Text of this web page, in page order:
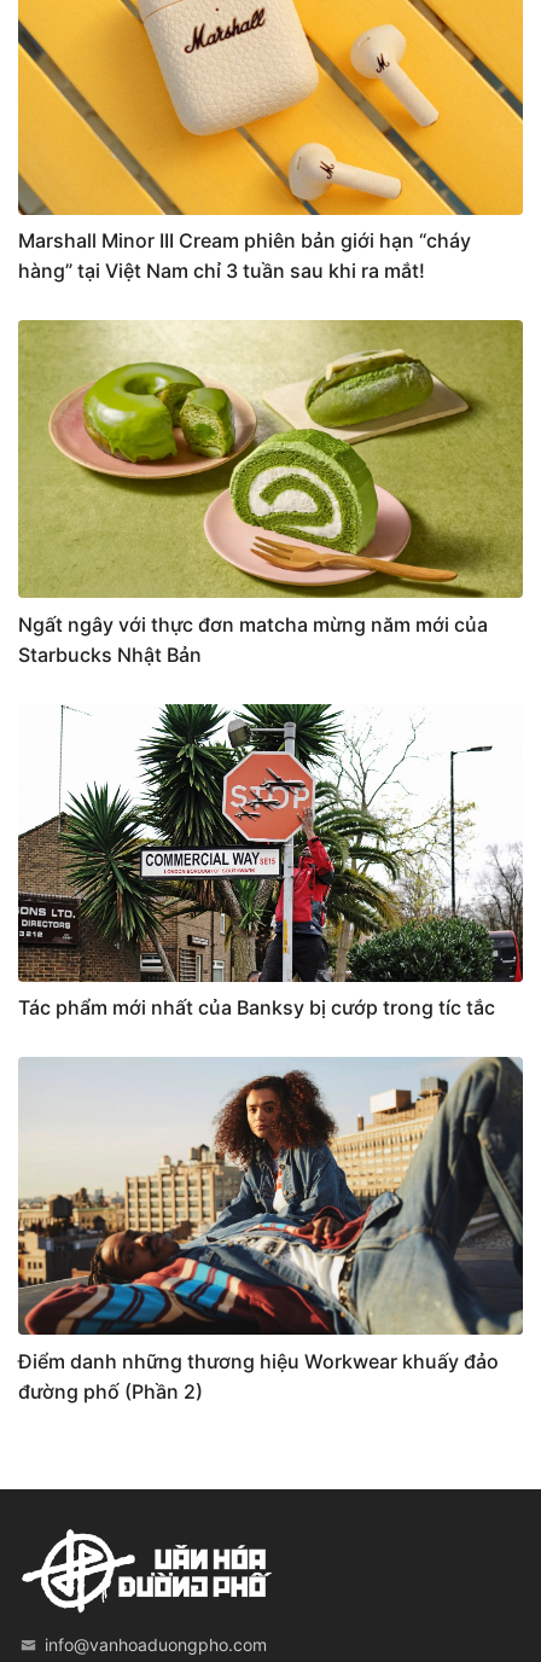
Marshall Minor III Cream phiên bản giới hạn “cháy
hàng” tại Việt Nam chỉ 3 tuần sau khi ra mắt!
Ngất ngây với thực đơn matcha mừng năm mới của
Starbucks Nhật Bản
Tác phẩm mới nhất của Banksy bị cướp trong tíc tắc
Điểm danh những thương hiệu Workwear khuấy đảo
đường phố (Phần 2)
info@vanhoaduongpho.com